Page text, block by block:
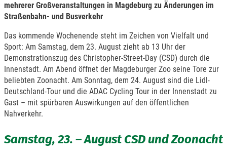
mehrerer Großveranstaltungen in Magdeburg zu Änderungen im
Straßenbahn- und Busverkehr
Das kommende Wochenende steht im Zeichen von Vielfalt und
Sport: Am Samstag, dem 23. August zieht ab 13 Uhr der
Demonstrationszug des Christopher-Street-Day (CSD) durch die
Innenstadt. Am Abend öffnet der Magdeburger Zoo seine Tore zur
beliebten Zoonacht. Am Sonntag, dem 24. August sind die Lidl-
Deutschland-Tour und die ADAC Cycling Tour in der Innenstadt zu
Gast – mit spürbaren Auswirkungen auf den öffentlichen
Nahverkehr.
Samstag, 23. – August CSD und Zoonacht